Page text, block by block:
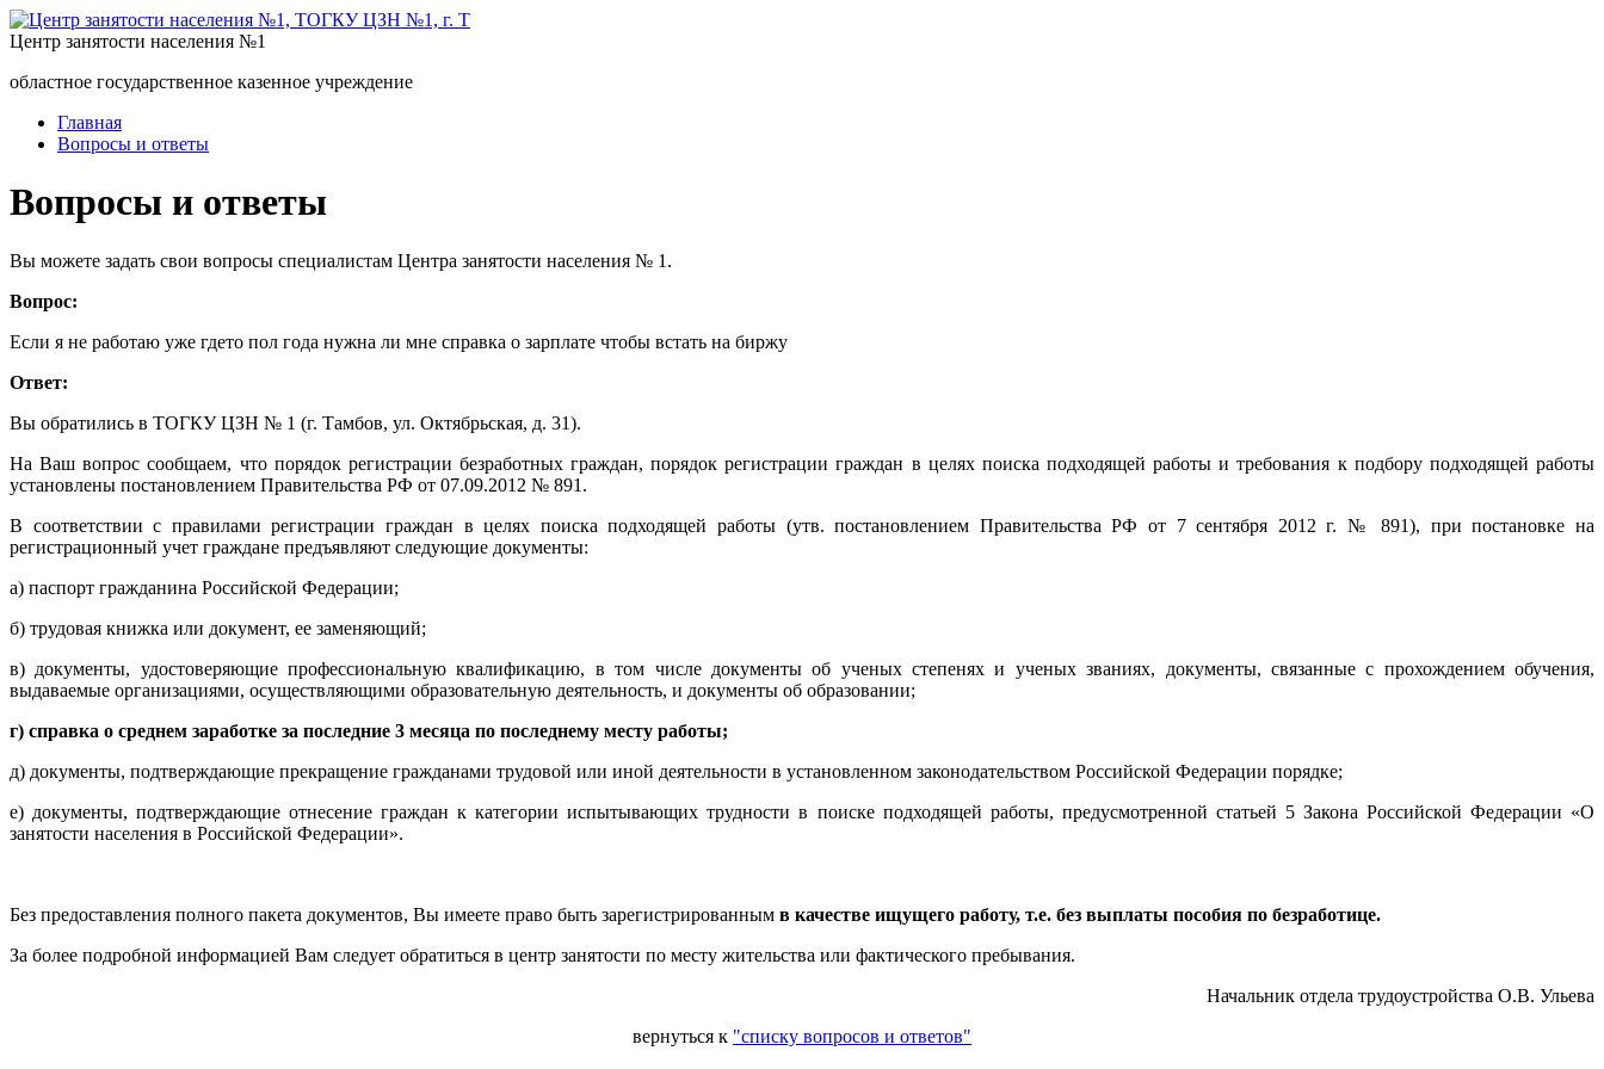
Центр занятости населения №1
областное государственное казенное учреждение
Главная
Вопросы и ответы
Вопросы и ответы
Вы можете задать свои вопросы специалистам Центра занятости населения № 1.
Вопрос:
Если я не работаю уже гдето пол года нужна ли мне справка о зарплате чтобы встать на биржу
Ответ:
Вы обратились в ТОГКУ ЦЗН № 1 (г. Тамбов, ул. Октябрьская, д. 31).
На Ваш вопрос сообщаем, что порядок регистрации безработных граждан, порядок регистрации граждан в целях поиска подходящей работы и требования к подбору подходящей работы
установлены постановлением Правительства РФ от 07.09.2012 № 891.
В соответствии с правилами регистрации граждан в целях поиска подходящей работы (утв. постановлением Правительства РФ от 7 сентября 2012 г. № 891), при постановке на
регистрационный учет граждане предъявляют следующие документы:
а) паспорт гражданина Российской Федерации;
б) трудовая книжка или документ, ее заменяющий;
в) документы, удостоверяющие профессиональную квалификацию, в том числе документы об ученых степенях и ученых званиях, документы, связанные с прохождением обучения,
выдаваемые организациями, осуществляющими образовательную деятельность, и документы об образовании;
г) справка о среднем заработке за последние 3 месяца по последнему месту работы;
д) документы, подтверждающие прекращение гражданами трудовой или иной деятельности в установленном законодательством Российской Федерации порядке;
е) документы, подтверждающие отнесение граждан к категории испытывающих трудности в поиске подходящей работы, предусмотренной статьей 5 Закона Российской Федерации «О
занятости населения в Российской Федерации».
Без предоставления полного пакета документов, Вы имеете право быть зарегистрированным в качестве ищущего работу, т.е. без выплаты пособия по безработице.
За более подробной информацией Вам следует обратиться в центр занятости по месту жительства или фактического пребывания.
Начальник отдела трудоустройства О.В. Ульева
вернуться к "списку вопросов и ответов"